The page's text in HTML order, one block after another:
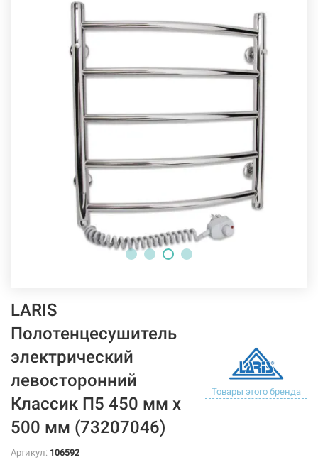
LARIS
Полотенцесушитель
электрический
левосторонний
Классик П5 450 мм х
500 мм (73207046)
Товары этого бренда
Артикул: 106592